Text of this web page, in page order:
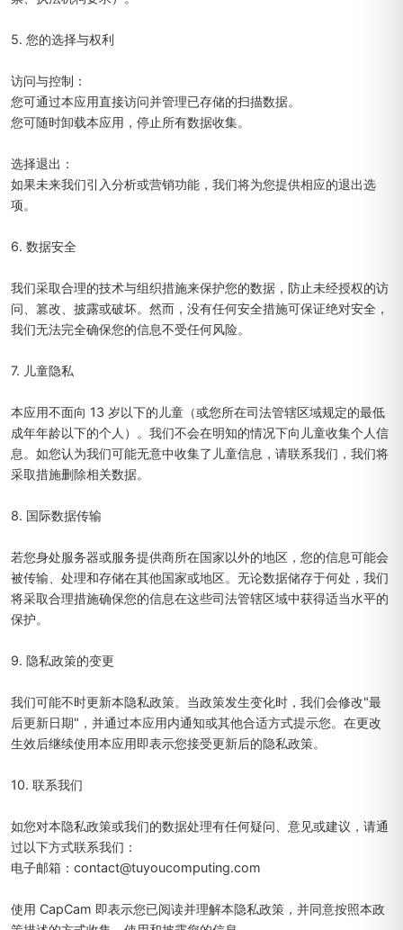
5. 您的选择与权利
访问与控制：
您可通过本应用直接访问并管理已存储的扫描数据。
您可随时卸载本应用，停止所有数据收集。
选择退出：
如果未来我们引入分析或营销功能，我们将为您提供相应的退出选
项。
6. 数据安全
我们采取合理的技术与组织措施来保护您的数据，防止未经授权的访
问、篡改、披露或破坏。然而，没有任何安全措施可保证绝对安全，
我们无法完全确保您的信息不受任何风险。
7. 儿童隐私
本应用不面向 13 岁以下的儿童（或您所在司法管辖区域规定的最低
成年年龄以下的个人）。我们不会在明知的情况下向儿童收集个人信
息。如您认为我们可能无意中收集了儿童信息，请联系我们，我们将
采取措施删除相关数据。
8. 国际数据传输
若您身处服务器或服务提供商所在国家以外的地区，您的信息可能会
被传输、处理和存储在其他国家或地区。无论数据储存于何处，我们
将采取合理措施确保您的信息在这些司法管辖区域中获得适当水平的
保护。
9. 隐私政策的变更
我们可能不时更新本隐私政策。当政策发生变化时，我们会修改"最
后更新日期"，并通过本应用内通知或其他合适方式提示您。在更改
生效后继续使用本应用即表示您接受更新后的隐私政策。
10. 联系我们
如您对本隐私政策或我们的数据处理有任何疑问、意见或建议，请通
过以下方式联系我们：
电子邮箱：contact@tuyoucomputing.com
使用 CapCam 即表示您已阅读并理解本隐私政策，并同意按照本政